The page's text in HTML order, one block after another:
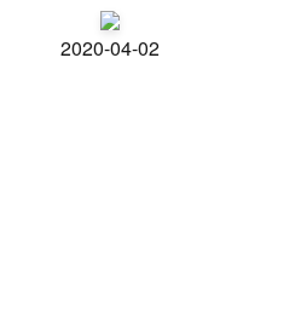
2020-04-02